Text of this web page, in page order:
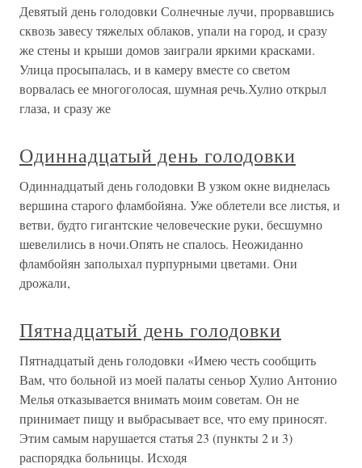
Девятый день голодовки Солнечные лучи, прорвавшись
сквозь завесу тяжелых облаков, упали на город, и сразу
же стены и крыши домов заиграли яркими красками.
Улица просыпалась, и в камеру вместе со светом
ворвалась ее многоголосая, шумная речь.Хулио открыл
глаза, и сразу же
Одиннадцатый день голодовки
Одиннадцатый день голодовки В узком окне виднелась
вершина старого фламбойяна. Уже облетели все листья, и
ветви, будто гигантские человеческие руки, бесшумно
шевелились в ночи.Опять не спалось. Неожиданно
фламбойян заполыхал пурпурными цветами. Они
дрожали,
Пятнадцатый день голодовки
Пятнадцатый день голодовки «Имею честь сообщить
Вам, что больной из моей палаты сеньор Хулио Антонио
Мелья отказывается внимать моим советам. Он не
принимает пищу и выбрасывает все, что ему приносят.
Этим самым нарушается статья 23 (пункты 2 и 3)
распорядка больницы. Исходя